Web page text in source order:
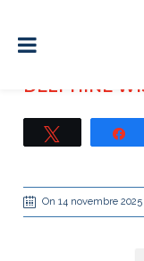
DELPHINE
Tweetez
On 14 novembre 2025